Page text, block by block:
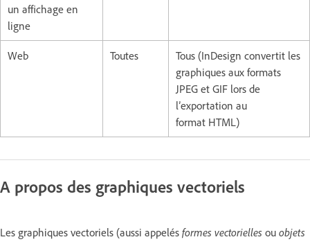
un affichage en
ligne
Web Toutes
Tous (InDesign convertit les
graphiques aux formats
JPEG et GIF lors de
l’exportation au
format HTML)
A propos des graphiques vectoriels
Les graphiques vectoriels (aussi appelés formes vectorielles ou objets